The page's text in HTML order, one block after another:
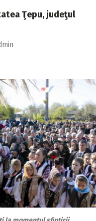
Ţepu, judeţul